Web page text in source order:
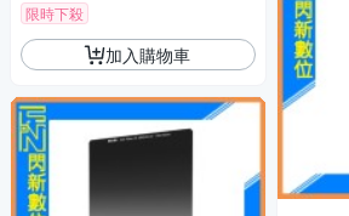
限時下殺
加入購物車